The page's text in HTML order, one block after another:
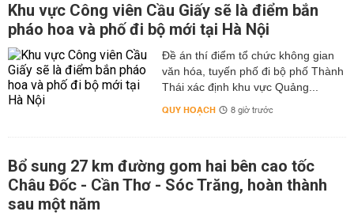
Khu vực Công viên Cầu Giấy sẽ là điểm bắn
pháo hoa và phố đi bộ mới tại Hà Nội
Đề án thí điểm tổ chức không gian
văn hóa, tuyến phố đi bộ phố Thành
Thái xác định khu vực Quảng...
QUY HOẠCH 8 giờ trước
Bổ sung 27 km đường gom hai bên cao tốc
Châu Đốc - Cần Thơ - Sóc Trăng, hoàn thành
sau một năm